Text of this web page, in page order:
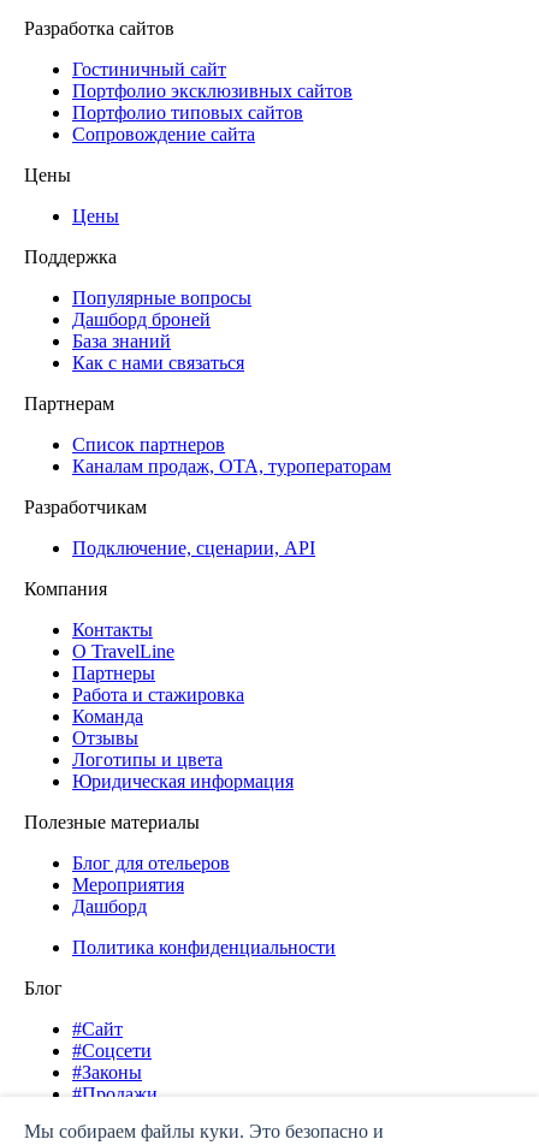
Разработка сайтов
Гостиничный сайт
Портфолио эксклюзивных сайтов
Портфолио типовых сайтов
Сопровождение сайта
Цены
Цены
Поддержка
Популярные вопросы
Дашборд броней
База знаний
Как с нами связаться
Партнерам
Список партнеров
Каналам продаж, ОТА, туроператорам
Разработчикам
Подключение, сценарии, API
Компания
Контакты
О TravelLine
Партнеры
Работа и стажировка
Команда
Отзывы
Логотипы и цвета
Юридическая информация
Полезные материалы
Блог для отельеров
Мероприятия
Дашборд
Политика конфиденциальности
Блог
#Сайт
#Соцсети
#Законы
#Продажи
#Кейсы
Мы собираем файлы куки. Это безопасно и